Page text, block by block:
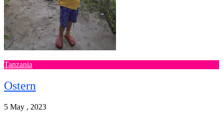
Tanzania
Ostern
5 May , 2023